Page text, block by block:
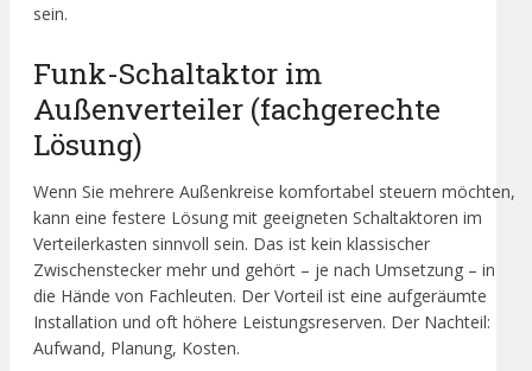
sein.
Funk-Schaltaktor im
Außenverteiler (fachgerechte
Lösung)
Wenn Sie mehrere Außenkreise komfortabel steuern möchten,
kann eine festere Lösung mit geeigneten Schaltaktoren im
Verteilerkasten sinnvoll sein. Das ist kein klassischer
Zwischenstecker mehr und gehört – je nach Umsetzung – in
die Hände von Fachleuten. Der Vorteil ist eine aufgeräumte
Installation und oft höhere Leistungsreserven. Der Nachteil:
Aufwand, Planung, Kosten.